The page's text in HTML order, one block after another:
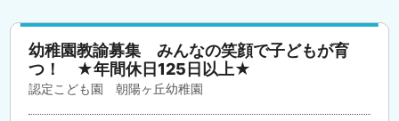
幼稚園教諭募集 みんなの笑顔で子どもが育
つ！ ★年間休日125日以上★
認定こども園 朝陽ヶ丘幼稚園